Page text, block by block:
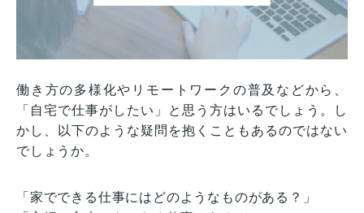
働き方の多様化やリモートワークの普及などから、
「自宅で仕事がしたい」と思う方はいるでしょう。し
かし、以下のような疑問を抱くこともあるのではない
でしょうか。
「家でできる仕事にはどのようなものがある？」